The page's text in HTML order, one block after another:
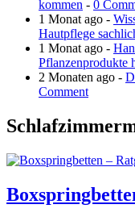
kommen - 0
1 Monat ago -
Hautpflege
1 Monat ago -
Pflanzenprodukte
2 Monaten ago -
Comment